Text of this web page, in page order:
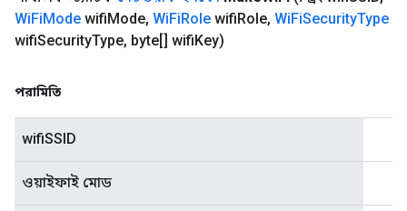
WiFiMode wifiMode, WiFiRole wifiRole, WiFiSecurityType
wifiSecurityType, byte[] wifiKey)
পরামিতি
wifiSSID
ওয়াইফাই মোড